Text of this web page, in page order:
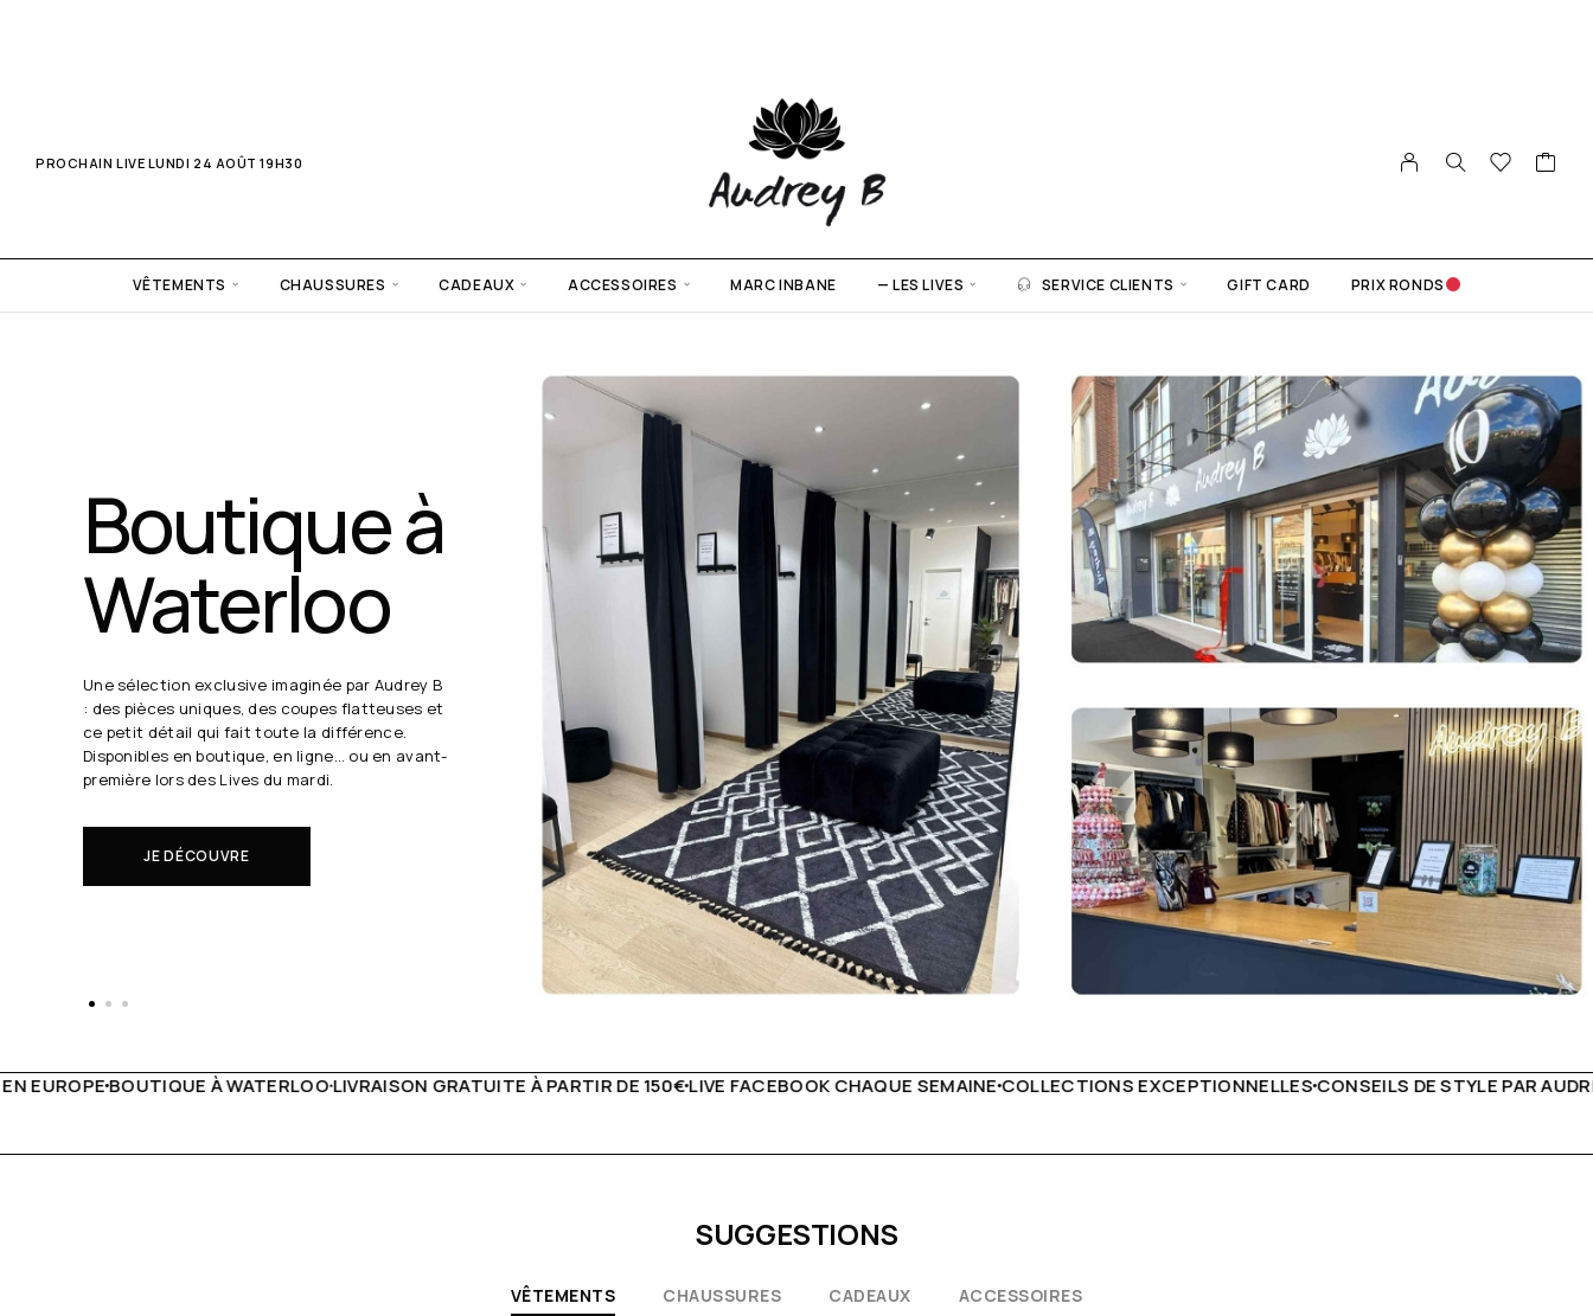
MARC INBANE — LES LIVES
Boutique à
Waterloo
Une sélection exclusive imaginée par Audrey B
: des pièces uniques, des coupes flatteuses et
ce petit détail qui fait toute la différence.
Disponibles en boutique, en ligne… ou en avant-
première lors des Lives du mardi.
JE DÉCOUVRE
LIVRAISON GRATUITE À PARTIR DE 150€LIVE FACEBOOK CHAQUE SEMAINECOLLECTIONS EXCEPTIONNELLESCONSEILS DE STYLE PAR AUDREY B LIVRAISON PARTOUT EN
SUGGESTIONS
VÊTEMENTS CHAUSSURES CADEAUX ACCESSOIRES